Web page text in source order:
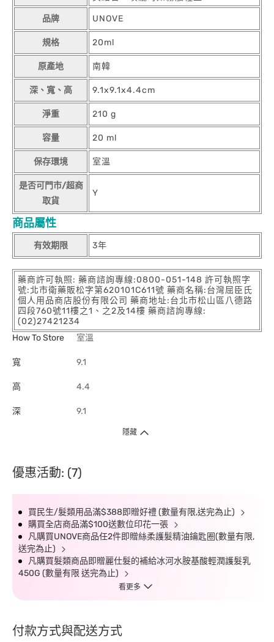
品牌 UNOVE
規格 20ml
原產地 南韓
深、寬、高 9.1x9.1x4.4cm
淨重 210 g
容量 20 ml
保存環境 室溫
是否可門市/超商
取貨
Y
商品屬性
有效期限 3年
藥商許可執照: 藥商諮詢專線:0800-051-148 許可執照字
號:北市衛藥販松字第620101C611號 藥商名稱:台灣屈臣氏
個人用品商店股份有限公司 藥商地址:台北市松山區八德路
四段760號11樓之1、之2及14樓 藥商諮詢專線:
(02)27421234
How To Store
室溫
寬 9.1
高 4.4
深 9.1
隱藏
優惠活動: (7)
買民生/髮類用品滿$388即贈好禮 (數量有限,送完為止)
購買全店商品滿$100送數位印花一張
凡購買UNOVE商品任2件即贈絲柔護髮精油鑰匙圈(數量有限,
送完為止)
凡購買髮類商品即贈麗仕髮的補給冰河水胺基酸輕潤護髮乳
450G (數量有限 送完為止)
看更多
付款方式與配送方式